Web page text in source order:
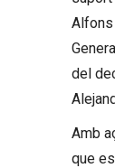
Alfons
del
Amb
que